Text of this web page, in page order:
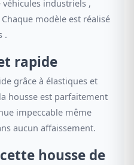
industriels ,
modèle est réalisé
.
rapide
grâce à élastiques et
housse est parfaitement
impeccable même
aucun affaissement.
housse de